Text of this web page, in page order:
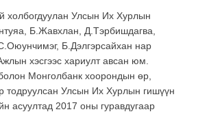
холбогдуулан Улсын Их Хурлын
Б.Жавхлан, Д.Тэрбишдагва,
Б.Дэлгэрсайхан нар
хэсгээс хариулт авсан юм.
Монголбанк хоорондын өр,
тодруулсан Улсын Их Хурлын гишүүн
асуултад 2017 оны гуравдугаар